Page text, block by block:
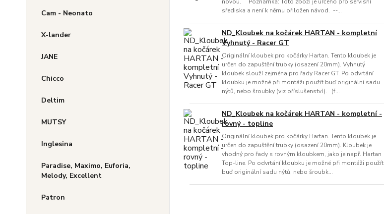
Cam - Neonato
X-lander
JANE
Chicco
Deltim
MUTSY
Inglesina
Paradise, Maximo, Euforia,
Melody, Excellent
Patron
sřediska a není k němu přiložen návod. --...
ND_Kloubek na kočárek HARTAN - kompletní
Vyhnutý - Racer GT
Originální kloubek pro kočárky Hartan. Tento kloubek je
určen do zapuštění trubky (osazení 20mm). Vyhnutý
kloubek slouží zejména pro řady Racer GT. Po odvrtání
kloubku je možné při montáži použít buď originální sadu
nýtů, nebo šroubky (viz příslušenství). (f...
ND_Kloubek na kočárek HARTAN - kompletní -
rovný - topline
Originální kloubek pro kočárky Hartan. Tento kloubek je
určen do zapuštění trubky (osazení 20mm). Kloubek je
vhodný pro řady s rovným kloubkem, jako je např. Hartan
Top-line. Po odvrtání kloubku je možné při montáži použít
buď originální sadu nýtů, nebo šroubk...